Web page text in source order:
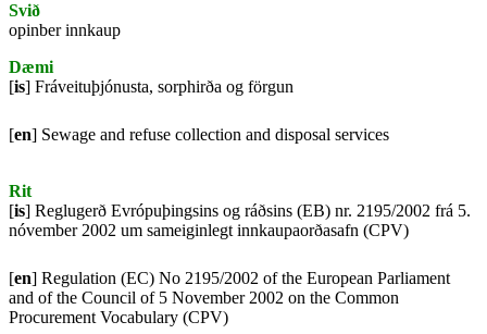
Svið
opinber innkaup
Dæmi
[is] Fráveituþjónusta, sorphirða og förgun
[en] Sewage and refuse collection and disposal services
Rit
[is] Reglugerð Evrópuþingsins og ráðsins (EB) nr. 2195/2002 frá 5.
nóvember 2002 um sameiginlegt innkaupaorðasafn (CPV)
[en] Regulation (EC) No 2195/2002 of the European Parliament
and of the Council of 5 November 2002 on the Common
Procurement Vocabulary (CPV)